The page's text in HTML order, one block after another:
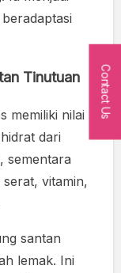
Tinutuan
memiliki nilai
dari
sementara
vitamin,
santan
lemak. Ini
Contact Us